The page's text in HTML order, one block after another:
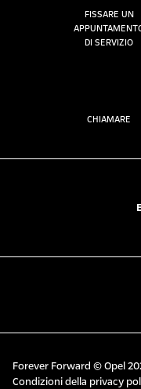
FISSARE UN
DI SERVIZIO
CHIAMARE
Forever Forward © Opel
Condizioni della privacy